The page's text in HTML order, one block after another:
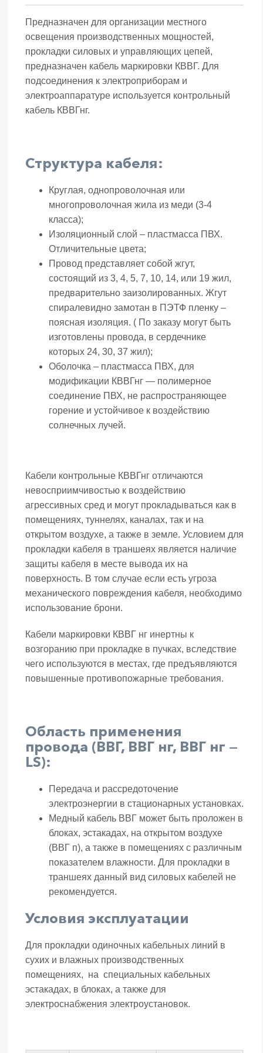
Предназначен для организации местного
освещения производственных мощностей,
прокладки силовых и управляющих цепей,
предназначен кабель маркировки КВВГ. Для
подсоединения к электроприборам и
электроаппаратуре используется контрольный
кабель КВВГнг.
Структура кабеля:
Круглая, однопроволочная или
многопроволочная жила из меди (3-4
класса);
Изоляционный слой – пластмасса ПВХ.
Отличительные цвета;
Провод представляет собой жгут,
состоящий из 3, 4, 5, 7, 10, 14, или 19 жил,
предварительно заизолированных. Жгут
спиралевидно замотан в ПЭТФ пленку –
поясная изоляция. ( По заказу могут быть
изготовлены провода, в сердечнике
которых 24, 30, 37 жил);
Оболочка – пластмасса ПВХ, для
модификации КВВГнг — полимерное
соединение ПВХ, не распространяющее
горение и устойчивое к воздействию
солнечных лучей.
Кабели контрольные КВВГнг отличаются
невосприимчивостью к воздействию
агрессивных сред и могут прокладываться как в
помещениях, туннелях, каналах, так и на
открытом воздухе, а также в земле. Условием для
прокладки кабеля в траншеях является наличие
защиты кабеля в месте вывода их на
поверхность. В том случае если есть угроза
механического повреждения кабеля, необходимо
использование брони.
Кабели маркировки КВВГ нг инертны к
возгоранию при прокладке в пучках, вследствие
чего используются в местах, где предъявляются
повышенные противопожарные требования.
Область применения
провода (ВВГ, ВВГ нг, ВВГ нг —
LS):
Передача и рассредоточение
электроэнергии в стационарных установках.
Медный кабель ВВГ может быть проложен в
блоках, эстакадах, на открытом воздухе
(ВВГ п), а также в помещениях с различным
показателем влажности. Для прокладки в
траншеях данный вид силовых кабелей не
рекомендуется.
Условия эксплуатации
Для прокладки одиночных кабельных линий в
сухих и влажных производственных
помещениях, на специальных кабельных
эстакадах, в блоках, а также для
электроснабжения электроустановок.